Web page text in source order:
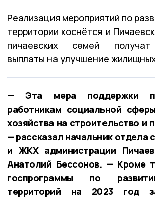
Реализация мероприятий по
территории коснётся и
пичаевских семей
выплаты на улучшение
— Эта мера поддержки
работникам социальной
хозяйства на строительство и
— рассказал начальник отдела
и ЖКХ администрации
Анатолий Бессонов. — Кроме
госпрограммы по
территорий на 2023 год